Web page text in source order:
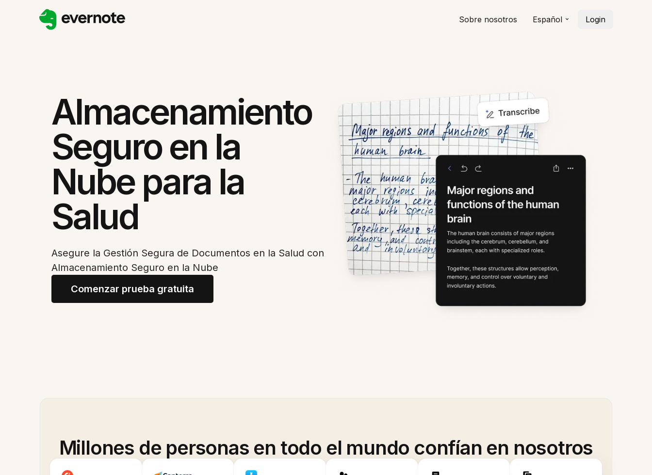
Sobre nosotros Español Login
Almacenamiento
Seguro en la
Nube para la
Salud
Asegure la Gestión Segura de Documentos en la Salud con
Almacenamiento Seguro en la Nube
Comenzar prueba gratuita
Millones de personas en todo el mundo confían en nosotros